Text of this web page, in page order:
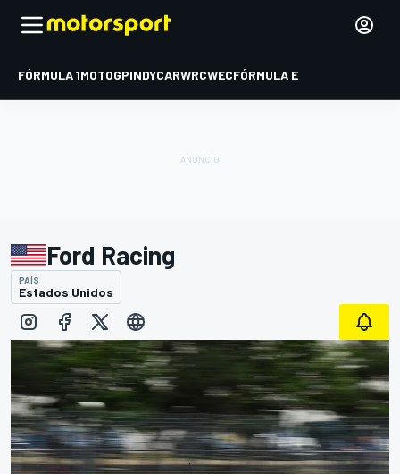
FÓRMULA 1MOTOGPINDYCARWRCWECFÓRMULA E
Ford Racing
PAÍS
Estados Unidos